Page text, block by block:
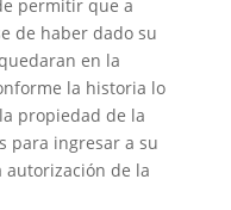
permitir que a
de haber dado su
en la
la historia lo
propiedad de la
para ingresar a su
de la